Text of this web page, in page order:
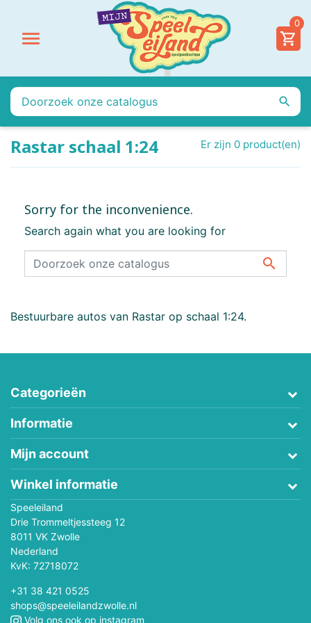

0

Rastar schaal 1:24 Er zijn 0 product(en)
Sorry for the inconvenience.
Search again what you are looking for

Bestuurbare autos van Rastar op schaal 1:24.
Categorieën
Informatie
Mijn account
Winkel informatie
Speeleiland
Drie Trommeltjessteeg 12
8011 VK Zwolle
Nederland
KvK: 72718072
+31 38 421 0525
shops@speeleilandzwolle.nl
Volg ons ook op instagram